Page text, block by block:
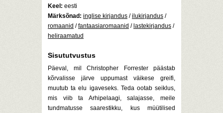
Keel: eesti
Märksõnad: inglise kirjandus /ilukirjandus /
romaanid /fantaasiaromaanid / lastekirjandus /
heliraamatud
Sisututvustus
Päeval, mil Christopher Forrester päästab
kõrvalisse järve uppumast väikese greifi,
muutub ta elu igaveseks. Teda ootab seiklus,
mis viib ta Arhipelaagi, salajasse, meile
tundmatusse saarestikku, kus müütilised